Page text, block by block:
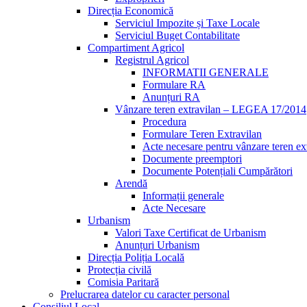
Direcția Economică
Serviciul Impozite și Taxe Locale
Serviciul Buget Contabilitate
Compartiment Agricol
Registrul Agricol
INFORMATII GENERALE
Formulare RA
Anunțuri RA
Vânzare teren extravilan – LEGEA 17/2014
Procedura
Formulare Teren Extravilan
Acte necesare pentru vânzare teren
Documente preemptori
Documente Potențiali Cumpărători
Arendă
Informații generale
Acte Necesare
Urbanism
Valori Taxe Certificat de Urbanism
Anunțuri Urbanism
Direcția Poliția Locală
Protecția civilă
Comisia Paritară
Prelucrarea datelor cu caracter personal